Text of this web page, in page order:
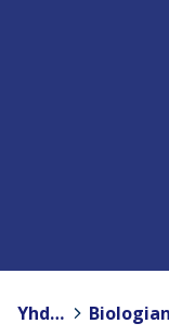
Yhdistykset >